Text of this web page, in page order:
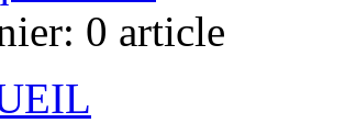
0 article